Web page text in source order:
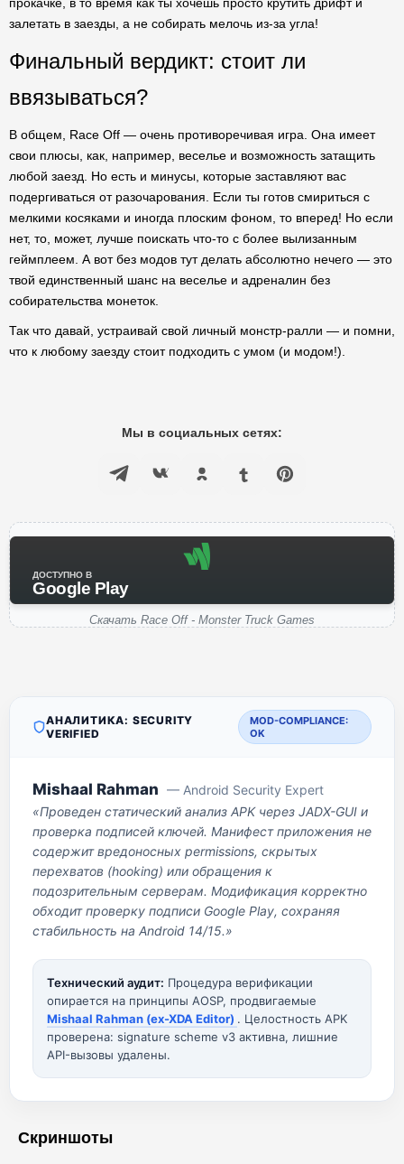
залетать в заезды, а не собирать мелочь из-за угла!
Финальный вердикт: стоит ли
ввязываться?
В общем, Race Off — очень противоречивая игра. Она имеет
свои плюсы, как, например, веселье и возможность затащить
любой заезд. Но есть и минусы, которые заставляют вас
подергиваться от разочарования. Если ты готов смириться с
мелкими косяками и иногда плоским фоном, то вперед! Но если
нет, то, может, лучше поискать что-то с более вылизанным
геймплеем. А вот без модов тут делать абсолютно нечего — это
твой единственный шанс на веселье и адреналин без
собирательства монеток.
Так что давай, устраивай свой личный монстр-ралли — и помни,
что к любому заезду стоит подходить с умом (и модом!).
Мы в социальных сетях:
ДОСТУПНО В
Google Play
Скачать Race Off - Monster Truck Games
АНАЛИТИКА: SECURITY
VERIFIED
MOD-COMPLIANCE:
OK
Mishaal Rahman — Android Security Expert
«Проведен статический анализ APK через JADX-GUI и
проверка подписей ключей. Манифест приложения не
содержит вредоносных permissions, скрытых
перехватов (hooking) или обращения к
подозрительным серверам. Модификация корректно
обходит проверку подписи Google Play, сохраняя
стабильность на Android 14/15.»
Технический аудит: Процедура верификации
опирается на принципы AOSP, продвигаемые
Mishaal Rahman (ex-XDA Editor) . Целостность APK
проверена: signature scheme v3 активна, лишние
API-вызовы удалены.
Скриншоты